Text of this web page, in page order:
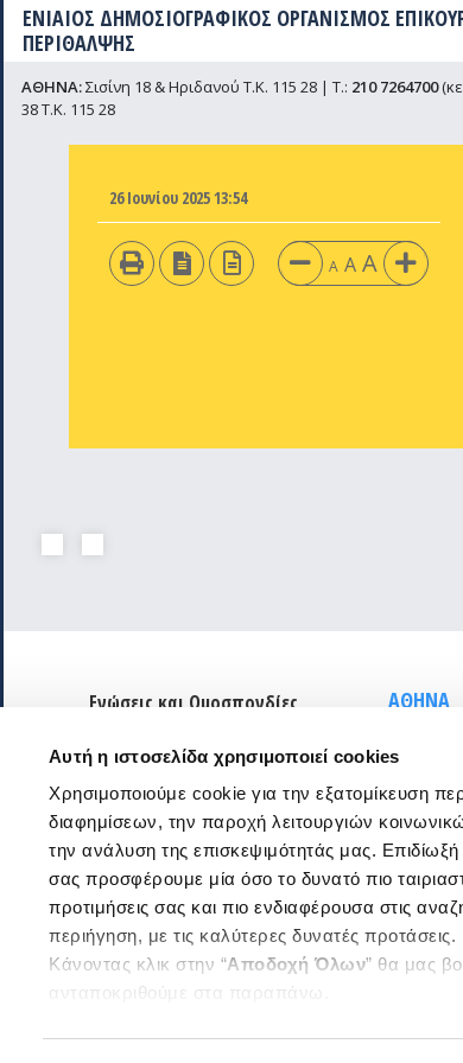
Αυτή η ιστοσελίδα χρησιμοποιεί cookies
Χρησιμοποιούμε cookie για την εξατομίκευση
διαφημίσεων, την παροχή λειτουργιών
την ανάλυση της επισκεψιμότητάς μας. Επιδίωξή
σας προσφέρουμε μία όσο το δυνατό πιο
προτιμήσεις σας και πιο ενδιαφέρουσα στις
περιήγηση, με τις καλύτερες δυνατές προτάσεις.
Κάνοντας κλικ στην “Αποδοχή Όλων” θα μας
ανταποκριθούμε στα παραπάνω.
ΕΝΙΑΙΟΣ ΔΗΜΟΣΙΟΓΡΑΦΙΚΟΣ ΟΡΓΑΝΙΣΜΟΣ
ΠΕΡΙΘΑΛΨΗΣ
ΑΘΗΝΑ:Σισίνη 18 & Ηριδανού Τ.Κ. 115 28 | Τ.: 210 7264700
38 Τ.Κ. 115 28
26 Ιουνίου 2025 13:54
A A A
Ενώσεις και Ομοσπονδίες
Χρήσιμοι κόμβοι
Επικοινωνία
Αποστολή Ηλ. Μηνύματος
Emails και τηλέφωνα
εξυπηρέτησης
Βρείτε μας εδώ
Αθήνα
Θεσσαλονίκη
Sitemap
ΑΘΗΝΑ
Ηριδανού
Τ.Κ. 115 28
T.:210
info
Τ.Κ. 115 28